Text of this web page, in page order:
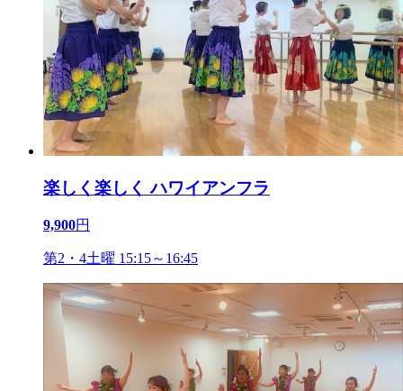
楽しく楽しく ハワイアンフラ
9,900円
第2・4土曜 15:15～16:45